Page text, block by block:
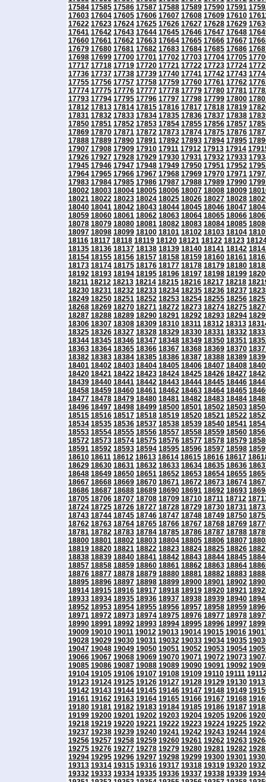
17584 17585 17586 17587 17588 17589 17590 17591
17603 17604 17605 17606 17607 17608 17609 17610
17622 17623 17624 17625 17626 17627 17628 17629
17641 17642 17643 17644 17645 17646 17647 17648
17660 17661 17662 17663 17664 17665 17666 17667
17679 17680 17681 17682 17683 17684 17685 17686
17698 17699 17700 17701 17702 17703 17704 17705
17717 17718 17719 17720 17721 17722 17723 17724
17736 17737 17738 17739 17740 17741 17742 17743
17755 17756 17757 17758 17759 17760 17761 17762
17774 17775 17776 17777 17778 17779 17780 17781
17793 17794 17795 17796 17797 17798 17799 17800
17812 17813 17814 17815 17816 17817 17818 17819
17831 17832 17833 17834 17835 17836 17837 17838
17850 17851 17852 17853 17854 17855 17856 17857
17869 17870 17871 17872 17873 17874 17875 17876
17888 17889 17890 17891 17892 17893 17894 17895
17907 17908 17909 17910 17911 17912 17913 17914
17926 17927 17928 17929 17930 17931 17932 17933
17945 17946 17947 17948 17949 17950 17951 17952
17964 17965 17966 17967 17968 17969 17970 17971
17983 17984 17985 17986 17987 17988 17989 17990
18002 18003 18004 18005 18006 18007 18008 18009
18021 18022 18023 18024 18025 18026 18027 18028
18040 18041 18042 18043 18044 18045 18046 18047
18059 18060 18061 18062 18063 18064 18065 18066
18078 18079 18080 18081 18082 18083 18084 18085
18097 18098 18099 18100 18101 18102 18103 18104
18116 18117 18118 18119 18120 18121 18122 18123
18135 18136 18137 18138 18139 18140 18141 18142
18154 18155 18156 18157 18158 18159 18160 18161
18173 18174 18175 18176 18177 18178 18179 18180
18192 18193 18194 18195 18196 18197 18198 18199
18211 18212 18213 18214 18215 18216 18217 18218
18230 18231 18232 18233 18234 18235 18236 18237
18249 18250 18251 18252 18253 18254 18255 18256
18268 18269 18270 18271 18272 18273 18274 18275
18287 18288 18289 18290 18291 18292 18293 18294
18306 18307 18308 18309 18310 18311 18312 18313
18325 18326 18327 18328 18329 18330 18331 18332
18344 18345 18346 18347 18348 18349 18350 18351
18363 18364 18365 18366 18367 18368 18369 18370
18382 18383 18384 18385 18386 18387 18388 18389
18401 18402 18403 18404 18405 18406 18407 18408
18420 18421 18422 18423 18424 18425 18426 18427
18439 18440 18441 18442 18443 18444 18445 18446
18458 18459 18460 18461 18462 18463 18464 18465
18477 18478 18479 18480 18481 18482 18483 18484
18496 18497 18498 18499 18500 18501 18502 18503
18515 18516 18517 18518 18519 18520 18521 18522
18534 18535 18536 18537 18538 18539 18540 18541
18553 18554 18555 18556 18557 18558 18559 18560
18572 18573 18574 18575 18576 18577 18578 18579
18591 18592 18593 18594 18595 18596 18597 18598
18610 18611 18612 18613 18614 18615 18616 18617
18629 18630 18631 18632 18633 18634 18635 18636
18648 18649 18650 18651 18652 18653 18654 18655
18667 18668 18669 18670 18671 18672 18673 18674
18686 18687 18688 18689 18690 18691 18692 18693
18705 18706 18707 18708 18709 18710 18711 18712
18724 18725 18726 18727 18728 18729 18730 18731
18743 18744 18745 18746 18747 18748 18749 18750
18762 18763 18764 18765 18766 18767 18768 18769
18781 18782 18783 18784 18785 18786 18787 18788
18800 18801 18802 18803 18804 18805 18806 18807
18819 18820 18821 18822 18823 18824 18825 18826
18838 18839 18840 18841 18842 18843 18844 18845
18857 18858 18859 18860 18861 18862 18863 18864
18876 18877 18878 18879 18880 18881 18882 18883
18895 18896 18897 18898 18899 18900 18901 18902
18914 18915 18916 18917 18918 18919 18920 18921
18933 18934 18935 18936 18937 18938 18939 18940
18952 18953 18954 18955 18956 18957 18958 18959
18971 18972 18973 18974 18975 18976 18977 18978
18990 18991 18992 18993 18994 18995 18996 18997
19009 19010 19011 19012 19013 19014 19015 19016
19028 19029 19030 19031 19032 19033 19034 19035
19047 19048 19049 19050 19051 19052 19053 19054
19066 19067 19068 19069 19070 19071 19072 19073
19085 19086 19087 19088 19089 19090 19091 19092
19104 19105 19106 19107 19108 19109 19110 19111
19123 19124 19125 19126 19127 19128 19129 19130
19142 19143 19144 19145 19146 19147 19148 19149
19161 19162 19163 19164 19165 19166 19167 19168
19180 19181 19182 19183 19184 19185 19186 19187
19199 19200 19201 19202 19203 19204 19205 19206
19218 19219 19220 19221 19222 19223 19224 19225
19237 19238 19239 19240 19241 19242 19243 19244
19256 19257 19258 19259 19260 19261 19262 19263
19275 19276 19277 19278 19279 19280 19281 19282
19294 19295 19296 19297 19298 19299 19300 19301
19313 19314 19315 19316 19317 19318 19319 19320
19332 19333 19334 19335 19336 19337 19338 19339